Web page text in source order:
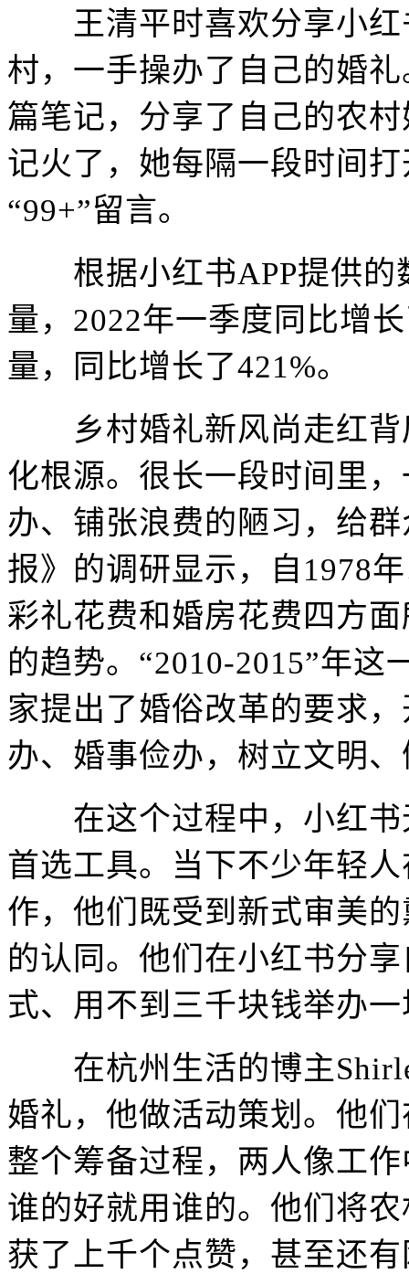
王清平时喜欢分享小红
村，一手操办了自己的婚
篇笔记，分享了自己的农
记火了，她每隔一段时间
“99+”留言。
根据小红书APP提供的
量，2022年一季度同比增
量，同比增长了421%。
乡村婚礼新风尚走红背
化根源。很长一段时间里
办、铺张浪费的陋习，给
报》的调研显示，自1978
彩礼花费和婚房花费四方
的趋势。“2010-2015”年这
家提出了婚俗改革的要求
办、婚事俭办，树立文明
在这个过程中，小红书
首选工具。当下不少年轻
作，他们既受到新式审美
的认同。他们在小红书分
式、用不到三千块钱举办
在杭州生活的博主
婚礼，他做活动策划。他
整个筹备过程，两人像工
谁的好就用谁的。他们将
获了上千个点赞，甚至还